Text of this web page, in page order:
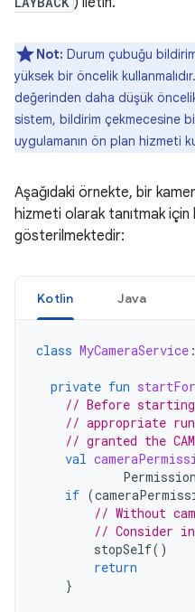
Not: Durum çubuğu
yüksek bir öncelik
değerinden daha düşük
sistem, bildirim çekmecesine
uygulamanın ön plan hizmeti
Aşağıdaki örnekte, bir
hizmeti olarak tanıtmak için
gösterilmektedir:
Kotlin Java
class MyCameraService :
private fun
// Before starting
// appropriate
// granted the
val
if (
// Without
// Consider
stopSelf()
return
}